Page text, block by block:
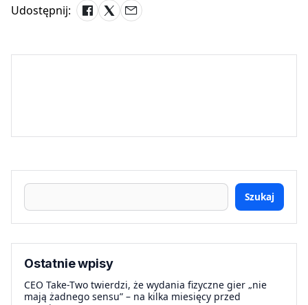
Udostępnij:
Szukaj
Ostatnie wpisy
CEO Take-Two twierdzi, że wydania fizyczne gier „nie
mają żadnego sensu” – na kilka miesięcy przed